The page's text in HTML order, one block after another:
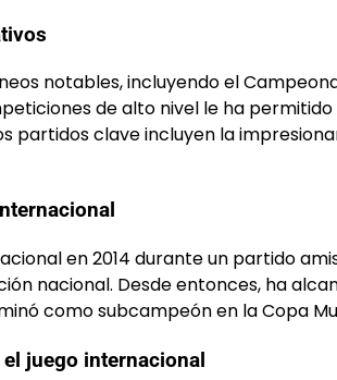
notables, incluyendo el
de alto nivel le ha
partidos clave incluyen la
en 2014 durante un partido
nacional. Desde entonces, ha
como subcampeón en la Copa
juego internacional